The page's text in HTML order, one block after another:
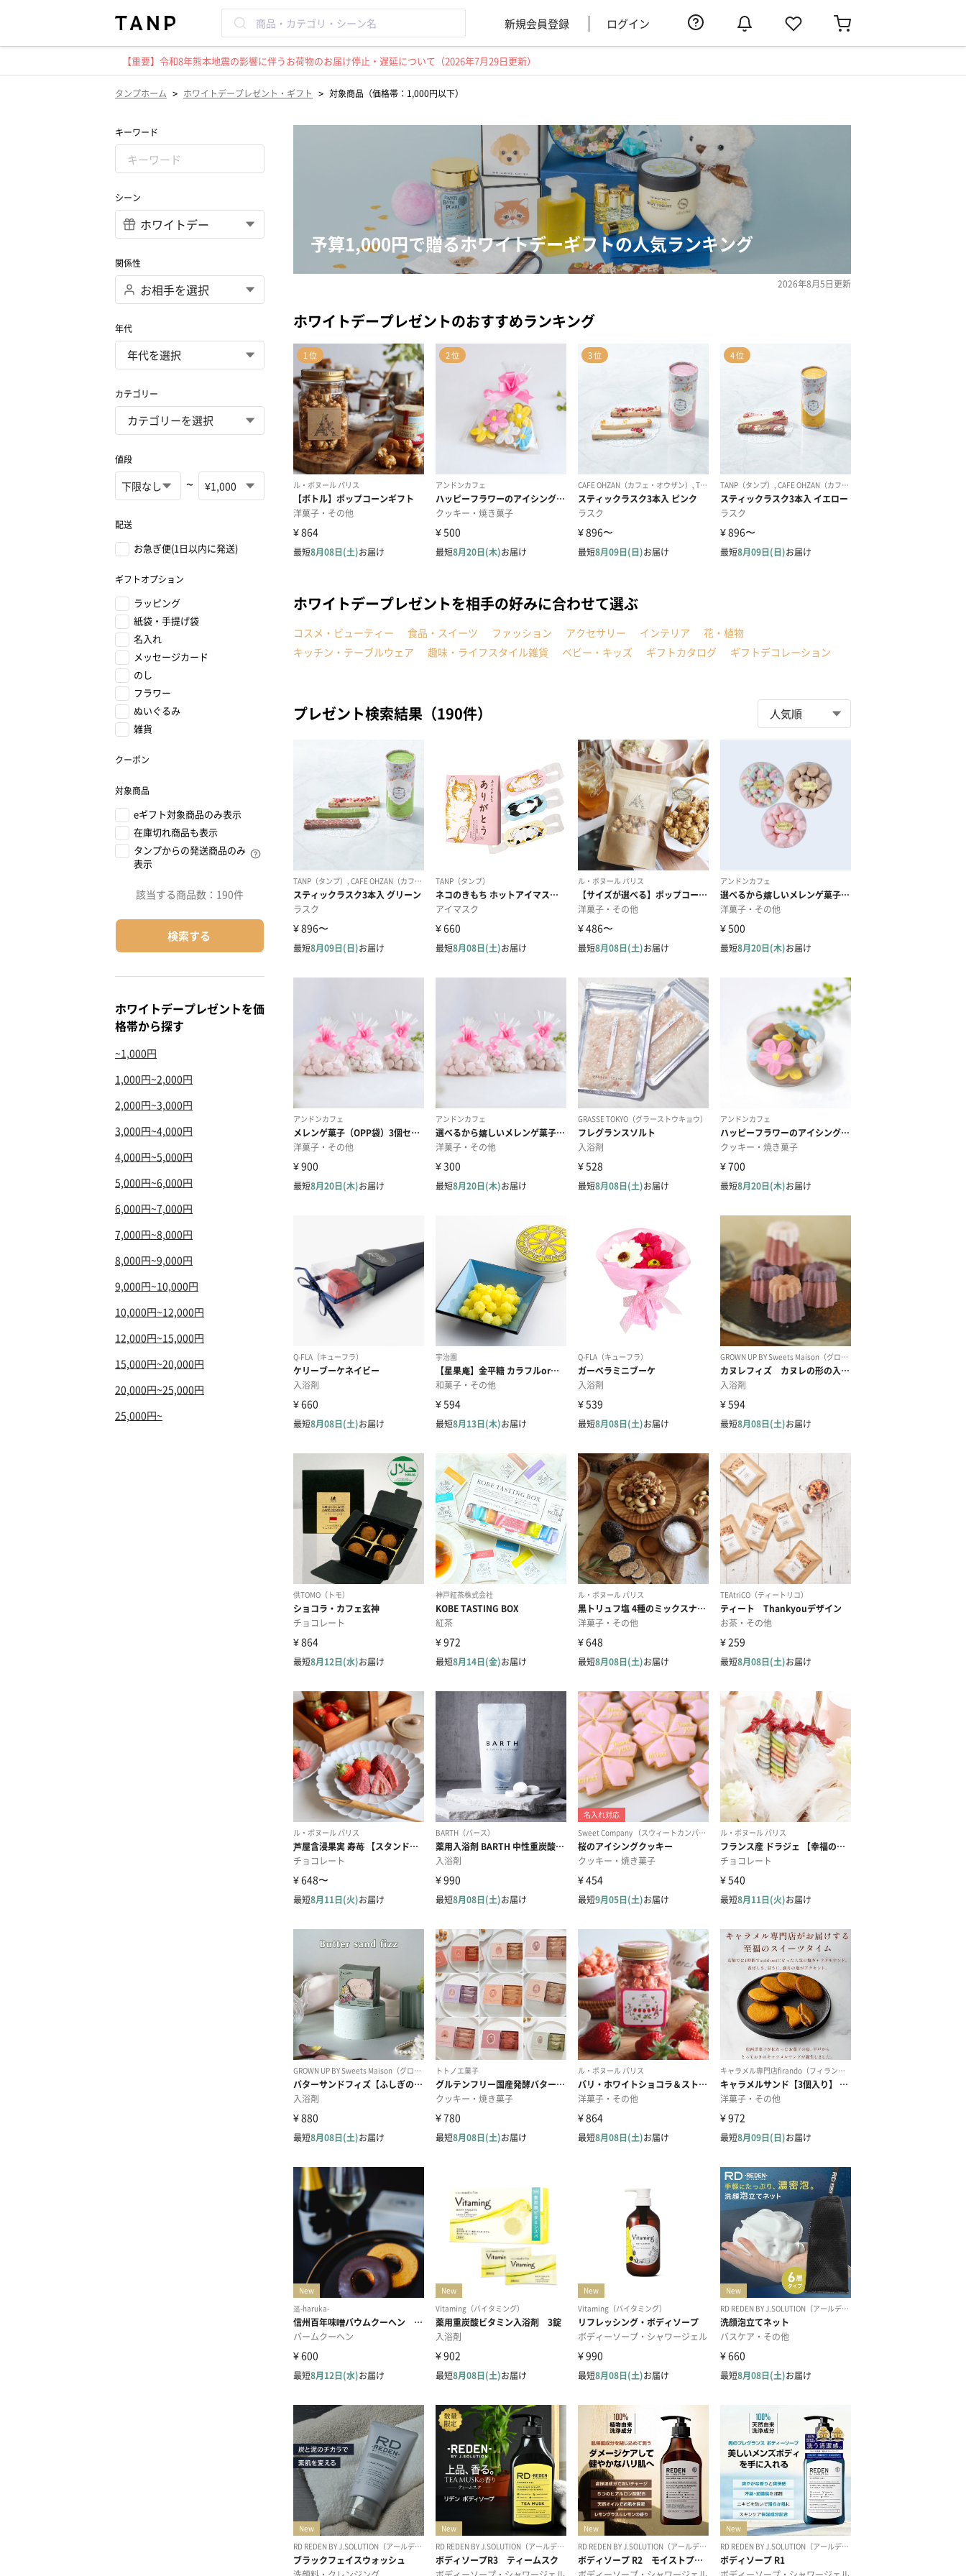
新規会員登録 ログイン
【重要】令和8年熊本地震の影響に伴うお荷物のお届け停止・遅延について（2026年7月29日更新）
タンプホーム > ホワイトデープレゼント・ギフト > 対象商品（価格帯：1,000円以下）
キーワード
シーン
関係性
年代
カテゴリー
値段
~
配送
お急ぎ便(1日以内に発送)
ギフトオプション
ラッピング
紙袋・手提げ袋
名入れ
メッセージカード
のし
フラワー
ぬいぐるみ
雑貨
クーポン
対象商品
eギフト対象商品のみ表示
在庫切れ商品も表示
タンプからの発送商品のみ
表示
該当する商品数： 190件
検索する
ホワイトデープレゼントを価
格帯から探す
~1,000円
1,000円~2,000円
2,000円~3,000円
3,000円~4,000円
4,000円~5,000円
5,000円~6,000円
6,000円~7,000円
7,000円~8,000円
8,000円~9,000円
9,000円~10,000円
10,000円~12,000円
12,000円~15,000円
15,000円~20,000円
20,000円~25,000円
25,000円~
予算1,000円で贈るホワイトデーギフトの人気ランキング
2026年8月5日更新
ホワイトデープレゼントのおすすめランキング
ホワイトデープレゼントを相手の好みに合わせて選ぶ
コスメ・ビューティー 食品・スイーツ ファッション アクセサリー インテリア
花・植物
キッチン・テーブルウェア
趣味・ライフスタイル雑貨 ベビー・キッズ ギフトカタログ ギフトデコレーション
プレゼント検索結果（190件）